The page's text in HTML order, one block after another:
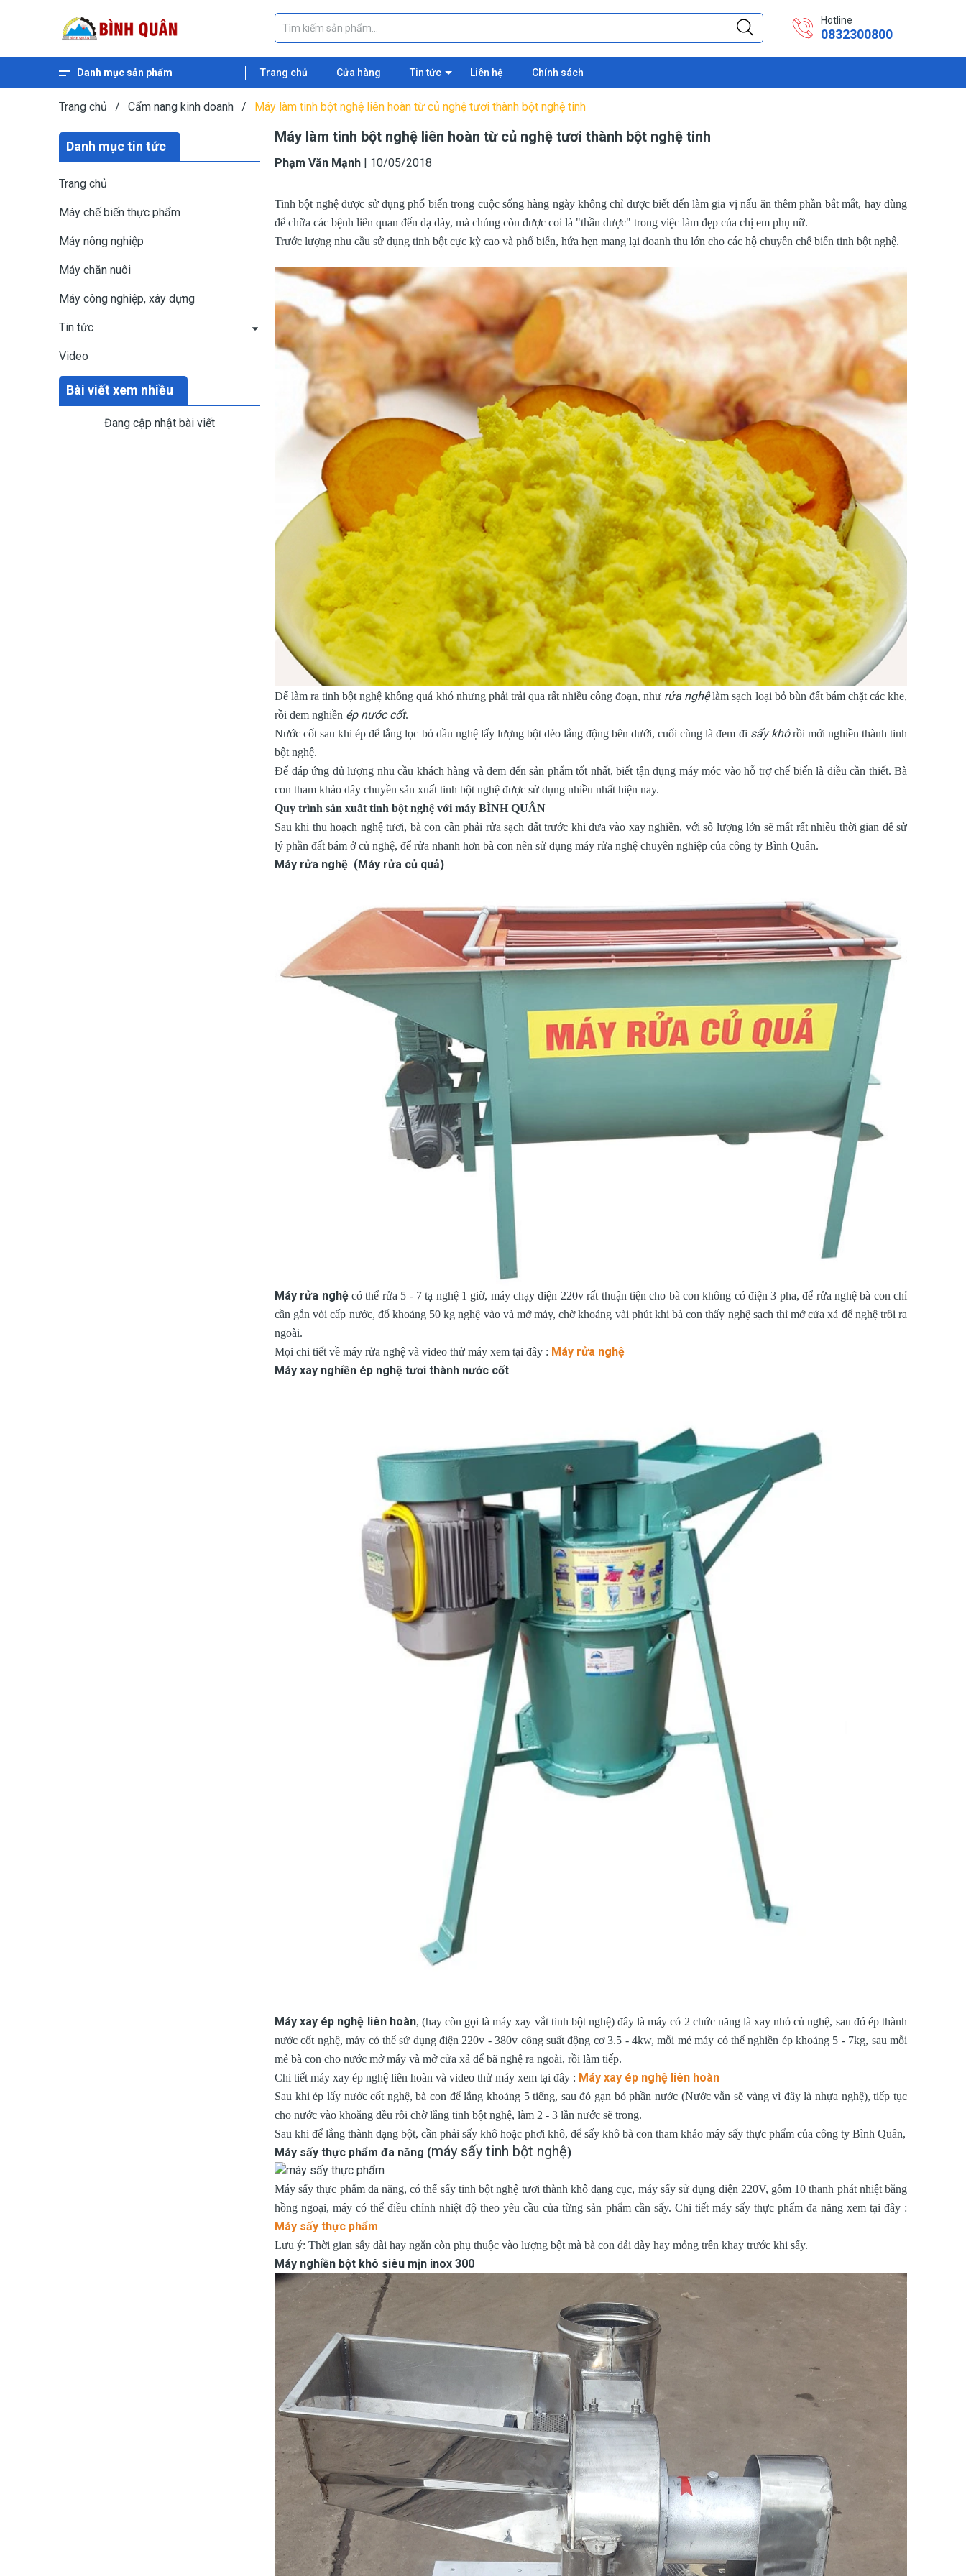
Hotline
0832300800
Danh mục sản phẩm Trang chủ Cửa hàng Tin tức Liên hệ Chính sách
Trang chủ / Cẩm nang kinh doanh / Máy làm tinh bột nghệ liên hoàn từ củ nghệ tươi thành bột nghệ tinh
Danh mục tin tức
Trang chủ
Máy chế biến thực phẩm
Máy nông nghiệp
Máy chăn nuôi
Máy công nghiệp, xây dựng
Tin tức
Video
Bài viết xem nhiều
Đang cập nhật bài viết
Máy làm tinh bột nghệ liên hoàn từ củ nghệ tươi thành bột nghệ tinh
Phạm Văn Mạnh | 10/05/2018
Tinh bột nghệ được sử dụng phổ biến trong cuộc sống hàng ngày không chỉ được biết đến làm gia vị nấu ăn thêm phần bắt mắt, hay dùng
để chữa các bệnh liên quan đến dạ dày, mà chúng còn được coi là "thần dược" trong việc làm đẹp của chị em phụ nữ.
Trước lượng nhu cầu sử dụng tinh bột cực kỳ cao và phổ biến, hứa hẹn mang lại doanh thu lớn cho các hộ chuyên chế biến tinh bột nghệ.
Để làm ra tinh bột nghệ không quá khó nhưng phải trải qua rất nhiều công đoạn, như rửa nghệ làm sạch loại bỏ bùn đất bám chặt các khe,
rồi đem nghiền ép nước cốt.
Nước cốt sau khi ép để lắng lọc bỏ dầu nghệ lấy lượng bột dẻo lắng động bên dưới, cuối cùng là đem đi sấy khôrồi mới nghiền thành tinh
bột nghệ.
Để đáp ứng đủ lượng nhu cầu khách hàng và đem đến sản phẩm tốt nhất, biết tận dụng máy móc vào hỗ trợ chế biến là điều cần thiết. Bà
con tham khảo dây chuyền sản xuất tinh bột nghệ được sử dụng nhiều nhất hiện nay.
Quy trình sản xuất tinh bột nghệ với máy BÌNH QUÂN
Sau khi thu hoạch nghệ tươi, bà con cần phải rửa sạch đất trước khi đưa vào xay nghiền, với số lượng lớn sẽ mất rất nhiều thời gian để sử
lý phần đất bám ở củ nghệ, để rửa nhanh hơn bà con nên sử dụng máy rửa nghệ chuyên nghiệp của công ty Bình Quân.
Máy rửa nghệ (Máy rửa củ quả)
Máy rửa nghệcó thể rửa 5 - 7 tạ nghệ 1 giờ, máy chạy điện 220v rất thuận tiện cho bà con không có điện 3 pha, để rửa nghệ bà con chỉ
cần gắn vòi cấp nước, đổ khoảng 50 kg nghệ vào và mở máy, chờ khoảng vài phút khi bà con thấy nghệ sạch thì mở cửa xả để nghệ trôi ra
ngoài.
Mọi chi tiết về máy rửa nghệ và video thử máy xem tại đây : Máy rửa nghệ
Máy xay nghiền ép nghệ tươi thành nước cốt
Máy xay ép nghệ liên hoàn, (hay còn gọi là máy xay vắt tinh bột nghệ) đây là máy có 2 chức năng là xay nhỏ củ nghệ, sau đó ép thành
nước cốt nghệ, máy có thể sử dụng điện 220v - 380v công suất động cơ 3.5 - 4kw, mỗi mẻ máy có thể nghiền ép khoảng 5 - 7kg, sau mỗi
mẻ bà con cho nước mở máy và mở cửa xả để bã nghệ ra ngoài, rồi làm tiếp.
Chi tiết máy xay ép nghệ liên hoàn và video thử máy xem tại đây : Máy xay ép nghệ liên hoàn
Sau khi ép lấy nước cốt nghệ, bà con để lắng khoảng 5 tiếng, sau đó gạn bỏ phần nước (Nước vẫn sẽ vàng vì đây là nhựa nghệ), tiếp tục
cho nước vào khoắng đều rồi chờ lắng tinh bột nghệ, làm 2 - 3 lần nước sẽ trong.
Sau khi để lắng thành dạng bột, cần phải sấy khô hoặc phơi khô, để sấy khô bà con tham khảo máy sấy thực phẩm của công ty Bình Quân,
Máy sấy thực phẩm đa năng (máy sấy tinh bột nghệ)
Máy sấy thực phẩm đa năng, có thể sấy tinh bột nghệ tươi thành khô dạng cục, máy sấy sử dụng điện 220V, gồm 10 thanh phát nhiệt bằng
hồng ngoại, máy có thể điều chỉnh nhiệt độ theo yêu cầu của từng sản phẩm cần sấy. Chi tiết máy sấy thực phẩm đa năng xem tại đây :
Máy sấy thực phẩm
Lưu ý: Thời gian sấy dài hay ngắn còn phụ thuộc vào lượng bột mà bà con dải dày hay mỏng trên khay trước khi sấy.
Máy nghiền bột khô siêu mịn inox 300